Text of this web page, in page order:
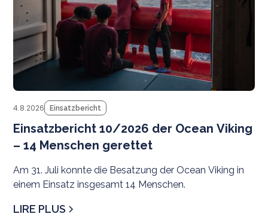
4.8.2026 Einsatzbericht
Einsatzbericht 10/2026 der Ocean Viking
– 14 Menschen gerettet
Am 31. Juli konnte die Besatzung der Ocean Viking in
einem Einsatz insgesamt 14 Menschen.
LIRE PLUS